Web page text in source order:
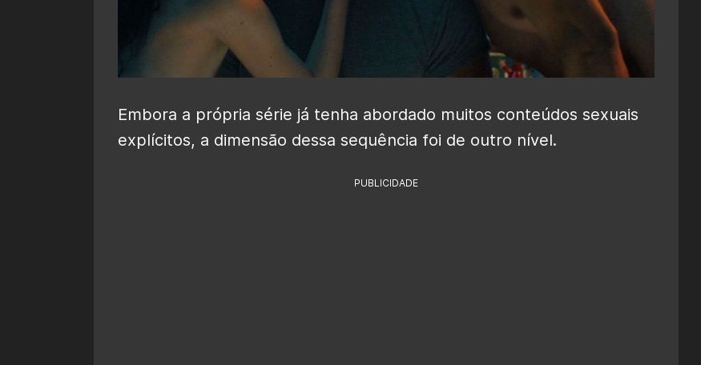
Embora a própria série já tenha abordado muitos conteúdos sexuais
explícitos, a dimensão dessa sequência foi de outro nível.
PUBLICIDADE